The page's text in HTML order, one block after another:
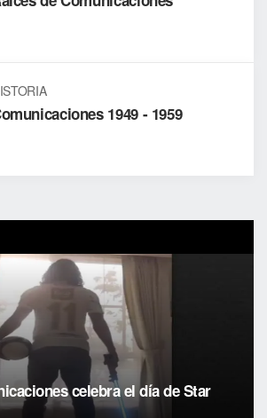
1949 - 1959
celebra el día de Star